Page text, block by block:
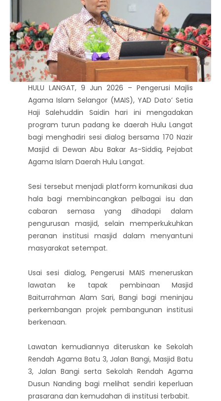
HULU LANGAT, 9 Jun 2026 – Pengerusi Majlis
Agama Islam Selangor (MAIS), YAD Dato’ Setia
Haji Salehuddin Saidin hari ini mengadakan
program turun padang ke daerah Hulu Langat
bagi menghadiri sesi dialog bersama 170 Nazir
Masjid di Dewan Abu Bakar As-Siddiq, Pejabat
Agama Islam Daerah Hulu Langat.
Sesi tersebut menjadi platform komunikasi dua
hala bagi membincangkan pelbagai isu dan
cabaran semasa yang dihadapi dalam
pengurusan masjid, selain memperkukuhkan
peranan institusi masjid dalam menyantuni
masyarakat setempat.
Usai sesi dialog, Pengerusi MAIS meneruskan
lawatan ke tapak pembinaan Masjid
Baiturrahman Alam Sari, Bangi bagi meninjau
perkembangan projek pembangunan institusi
berkenaan.
Lawatan kemudiannya diteruskan ke Sekolah
Rendah Agama Batu 3, Jalan Bangi, Masjid Batu
3, Jalan Bangi serta Sekolah Rendah Agama
Dusun Nanding bagi melihat sendiri keperluan
prasarana dan kemudahan di institusi terbabit.